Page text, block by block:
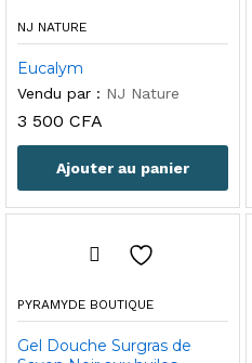
NJ NATURE
Eucalym
Vendu par : NJ Nature
3 500 CFA
Ajouter au panier
PYRAMYDE BOUTIQUE
Gel Douche Surgras de